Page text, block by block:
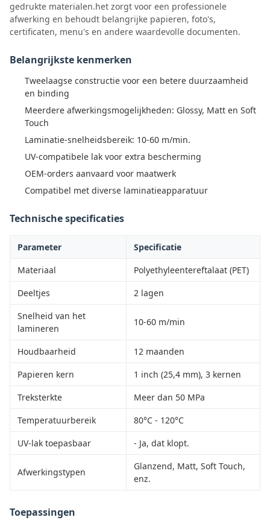
gedrukte materialen.het zorgt voor een professionele
afwerking en behoudt belangrijke papieren, foto's,
certificaten, menu's en andere waardevolle documenten.
Belangrijkste kenmerken
Tweelaagse constructie voor een betere duurzaamheid
en binding
Meerdere afwerkingsmogelijkheden: Glossy, Matt en Soft
Touch
Laminatie-snelheidsbereik: 10-60 m/min.
UV-compatibele lak voor extra bescherming
OEM-orders aanvaard voor maatwerk
Compatibel met diverse laminatieapparatuur
Technische specificaties
Parameter
Specificatie
Materiaal
Polyethyleentereftalaat (PET)
Deeltjes
2 lagen
Snelheid van het
lamineren
10-60 m/min
Houdbaarheid
12 maanden
Papieren kern
1 inch (25,4 mm), 3 kernen
Treksterkte
Meer dan 50 MPa
Temperatuurbereik
80°C - 120°C
UV-lak toepasbaar
- Ja, dat klopt.
Afwerkingstypen
Glanzend, Matt, Soft Touch,
enz.
Toepassingen